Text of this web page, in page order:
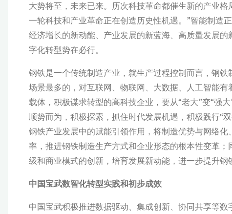
大势将至，未来已来。历次科技革命都催生新的产业
一轮科技和产业革命正在创造历史性机遇。”智能制造
经济增长的新动能、产业发展的新蓝海、高质量发展
字化转型势在必行。
钢铁是一个传统制造产业，就生产过程控制而言，钢
场景最多的，对互联网、物联网、大数据、人工智能
载体，积极谋求转型的高科技企业，要从“老大”变“强
顺势而为，积极探索，抓住时代发展机遇，积极践行“
钢铁产业发展中的赋能引领作用，将制造优势与网络
率，推进钢铁制造生产方式和企业形态的根本性变革
级和商业模式的创新，培育发展新动能，进一步提升钢
中国宝武数智化转型实践和初步成效
中国宝武积极推进数据驱动、集成创新、协同共享等